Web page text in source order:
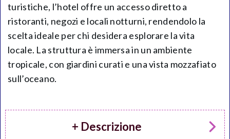
turistiche, l’hotel offre un accesso diretto a
ristoranti, negozi e locali notturni, rendendolo la
scelta ideale per chi desidera esplorare la vita
locale. La struttura è immersa in un ambiente
tropicale, con giardini curati e una vista mozzafiato
sull’oceano.
+ Descrizione